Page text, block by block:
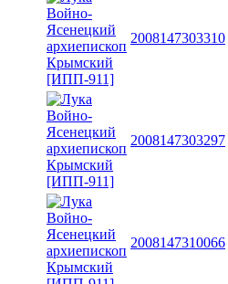
2008147303310
2008147303297
2008147310066